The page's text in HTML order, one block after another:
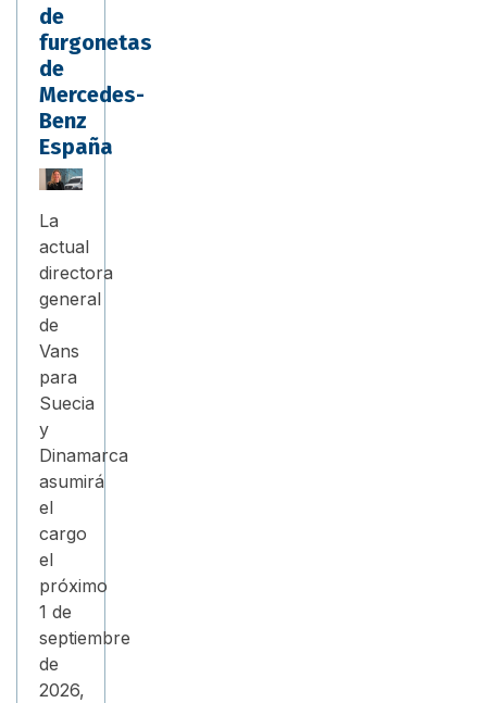
de
furgonetas
de
Mercedes-
Benz
España
La
actual
directora
general
de
Vans
para
Suecia
y
Dinamarca
asumirá
el
cargo
el
próximo
1 de
septiembre
de
2026,